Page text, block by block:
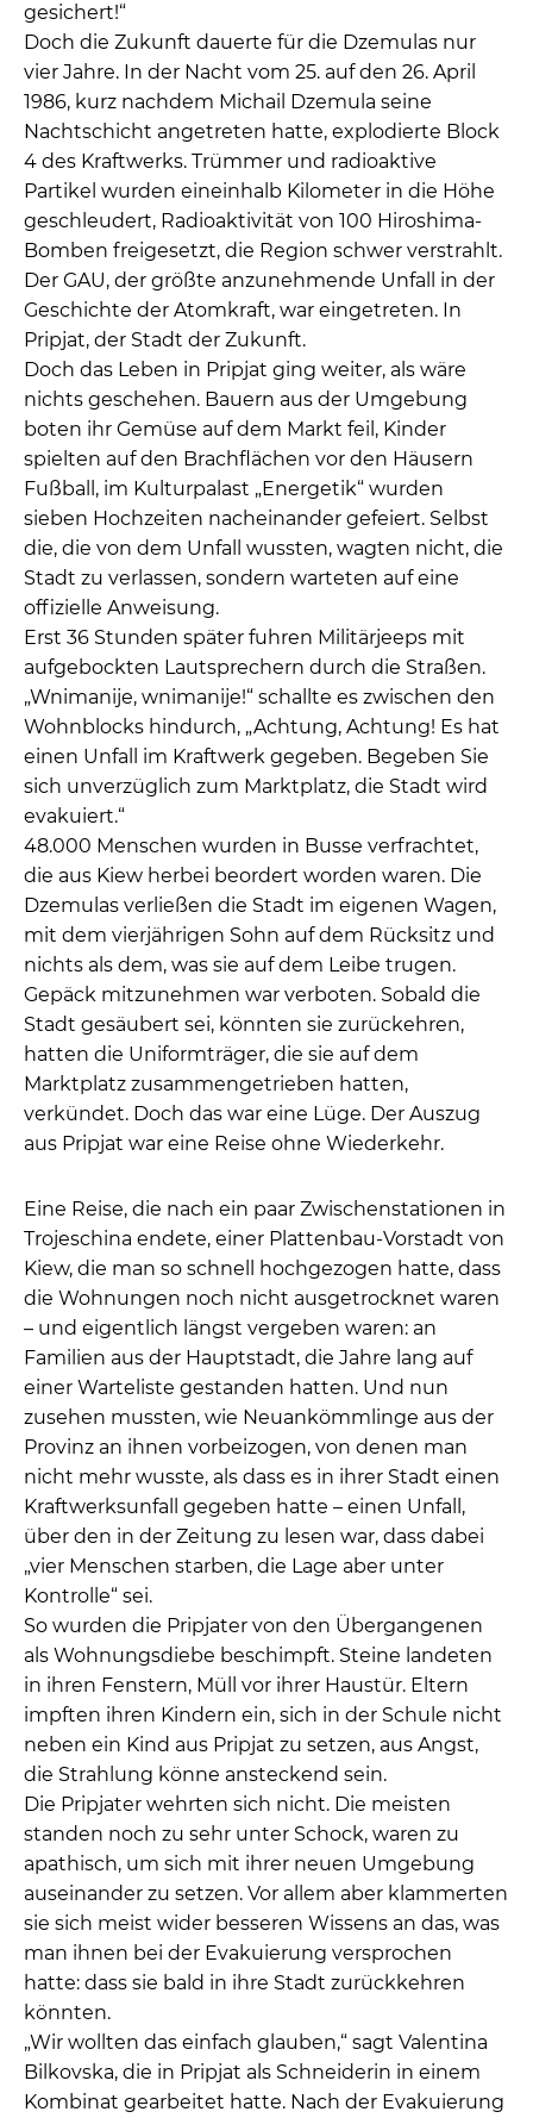
gesichert!“
Doch die Zukunft dauerte für die Dzemulas nur
vier Jahre. In der Nacht vom 25. auf den 26. April
1986, kurz nachdem Michail Dzemula seine
Nachtschicht angetreten hatte, explodierte Block
4 des Kraftwerks. Trümmer und radioaktive
Partikel wurden eineinhalb Kilometer in die Höhe
geschleudert, Radioaktivität von 100 Hiroshima-
Bomben freigesetzt, die Region schwer verstrahlt.
Der GAU, der größte anzunehmende Unfall in der
Geschichte der Atomkraft, war eingetreten. In
Pripjat, der Stadt der Zukunft.
Doch das Leben in Pripjat ging weiter, als wäre
nichts geschehen. Bauern aus der Umgebung
boten ihr Gemüse auf dem Markt feil, Kinder
spielten auf den Brachflächen vor den Häusern
Fußball, im Kulturpalast „Energetik“ wurden
sieben Hochzeiten nacheinander gefeiert. Selbst
die, die von dem Unfall wussten, wagten nicht, die
Stadt zu verlassen, sondern warteten auf eine
offizielle Anweisung.
Erst 36 Stunden später fuhren Militärjeeps mit
aufgebockten Lautsprechern durch die Straßen.
„Wnimanije, wnimanije!“ schallte es zwischen den
Wohnblocks hindurch, „Achtung, Achtung! Es hat
einen Unfall im Kraftwerk gegeben. Begeben Sie
sich unverzüglich zum Marktplatz, die Stadt wird
evakuiert.“
48.000 Menschen wurden in Busse verfrachtet,
die aus Kiew herbei beordert worden waren. Die
Dzemulas verließen die Stadt im eigenen Wagen,
mit dem vierjährigen Sohn auf dem Rücksitz und
nichts als dem, was sie auf dem Leibe trugen.
Gepäck mitzunehmen war verboten. Sobald die
Stadt gesäubert sei, könnten sie zurückehren,
hatten die Uniformträger, die sie auf dem
Marktplatz zusammengetrieben hatten,
verkündet. Doch das war eine Lüge. Der Auszug
aus Pripjat war eine Reise ohne Wiederkehr.
Eine Reise, die nach ein paar Zwischenstationen in
Trojeschina endete, einer Plattenbau-Vorstadt von
Kiew, die man so schnell hochgezogen hatte, dass
die Wohnungen noch nicht ausgetrocknet waren
– und eigentlich längst vergeben waren: an
Familien aus der Hauptstadt, die Jahre lang auf
einer Warteliste gestanden hatten. Und nun
zusehen mussten, wie Neuankömmlinge aus der
Provinz an ihnen vorbeizogen, von denen man
nicht mehr wusste, als dass es in ihrer Stadt einen
Kraftwerksunfall gegeben hatte – einen Unfall,
über den in der Zeitung zu lesen war, dass dabei
„vier Menschen starben, die Lage aber unter
Kontrolle“ sei.
So wurden die Pripjater von den Übergangenen
als Wohnungsdiebe beschimpft. Steine landeten
in ihren Fenstern, Müll vor ihrer Haustür. Eltern
impften ihren Kindern ein, sich in der Schule nicht
neben ein Kind aus Pripjat zu setzen, aus Angst,
die Strahlung könne ansteckend sein.
Die Pripjater wehrten sich nicht. Die meisten
standen noch zu sehr unter Schock, waren zu
apathisch, um sich mit ihrer neuen Umgebung
auseinander zu setzen. Vor allem aber klammerten
sie sich meist wider besseren Wissens an das, was
man ihnen bei der Evakuierung versprochen
hatte: dass sie bald in ihre Stadt zurückkehren
könnten.
„Wir wollten das einfach glauben,“ sagt Valentina
Bilkovska, die in Pripjat als Schneiderin in einem
Kombinat gearbeitet hatte. Nach der Evakuierung